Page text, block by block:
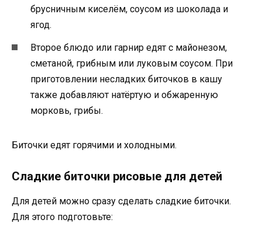
брусничным киселём, соусом из шоколада и
ягод.
Второе блюдо или гарнир едят с майонезом,
сметаной, грибным или луковым соусом. При
приготовлении несладких биточков в кашу
также добавляют натёртую и обжаренную
морковь, грибы.
Биточки едят горячими и холодными.
Сладкие биточки рисовые для детей
Для детей можно сразу сделать сладкие биточки.
Для этого подготовьте: